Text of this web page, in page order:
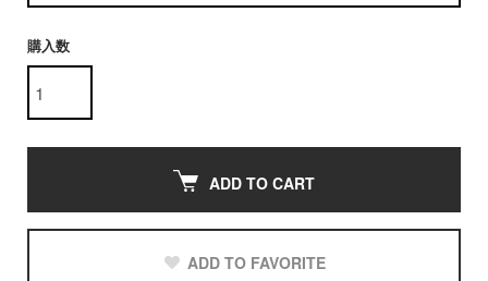
購入数
ADD TO CART
ADD TO FAVORITE